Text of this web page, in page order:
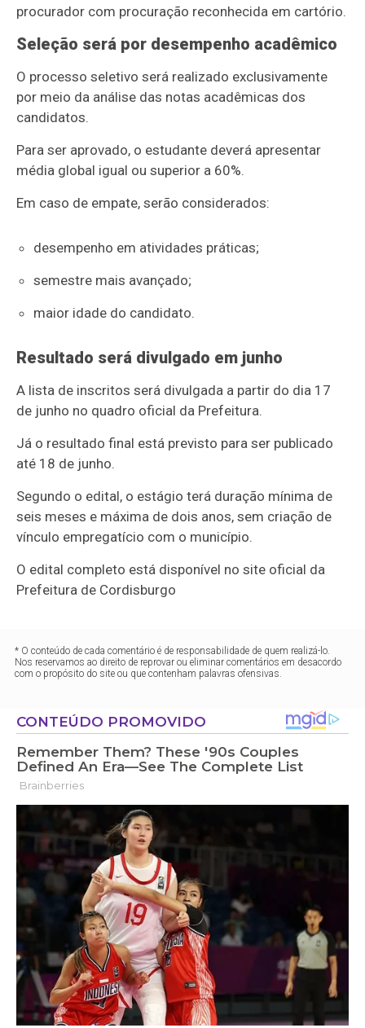
procurador com procuração reconhecida em cartório.
Seleção será por desempenho acadêmico
O processo seletivo será realizado exclusivamente
por meio da análise das notas acadêmicas dos
candidatos.
Para ser aprovado, o estudante deverá apresentar
média global igual ou superior a 60%.
Em caso de empate, serão considerados:
desempenho em atividades práticas;
semestre mais avançado;
maior idade do candidato.
Resultado será divulgado em junho
A lista de inscritos será divulgada a partir do dia 17
de junho no quadro oficial da Prefeitura.
Já o resultado final está previsto para ser publicado
até 18 de junho.
Segundo o edital, o estágio terá duração mínima de
seis meses e máxima de dois anos, sem criação de
vínculo empregatício com o município.
O edital completo está disponível no site oficial da
Prefeitura de Cordisburgo
* O conteúdo de cada comentário é de responsabilidade de quem realizá-lo.
Nos reservamos ao direito de reprovar ou eliminar comentários em desacordo
com o propósito do site ou que contenham palavras ofensivas.